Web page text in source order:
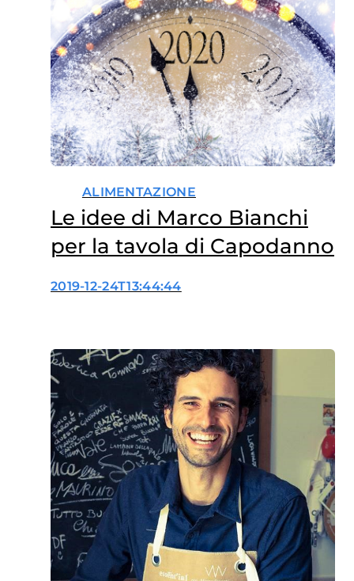
ALIMENTAZIONE
Le idee di Marco Bianchi
per la tavola di Capodanno
2019-12-24T13:44:44